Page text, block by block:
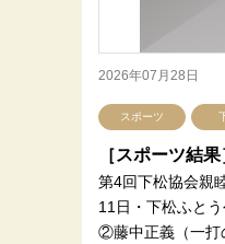
2026年07月28日
スポーツ
［スポーツ結果
第4回下松協会親
11日・下松ふと
②藤中正義（一